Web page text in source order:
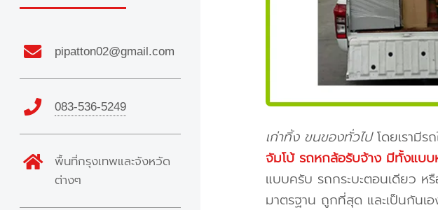
เก่าทิ้ง ขนของทั่วไปโดยเรามีร
จัมโบ้ รถหกล้อรับจ้าง มีทั้งแบ
แบบครับ รถกระบะตอนเดียว หรื
มาตรฐาน ถูกที่สุด และเป็นกันเ
pipatton02@gmail.com
083-536-5249
พื้นที่กรุงเทพและจังหวัด
ต่างๆ